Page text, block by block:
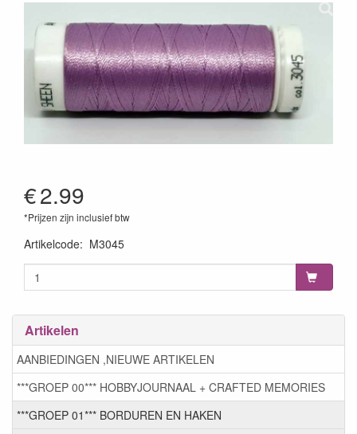
€2.99
*Prijzen zijn inclusief btw
Artikelcode: M3045
Artikelen
AANBIEDINGEN ,NIEUWE ARTIKELEN
***GROEP 00*** HOBBYJOURNAAL + CRAFTED MEMORIES
***GROEP 01*** BORDUREN EN HAKEN